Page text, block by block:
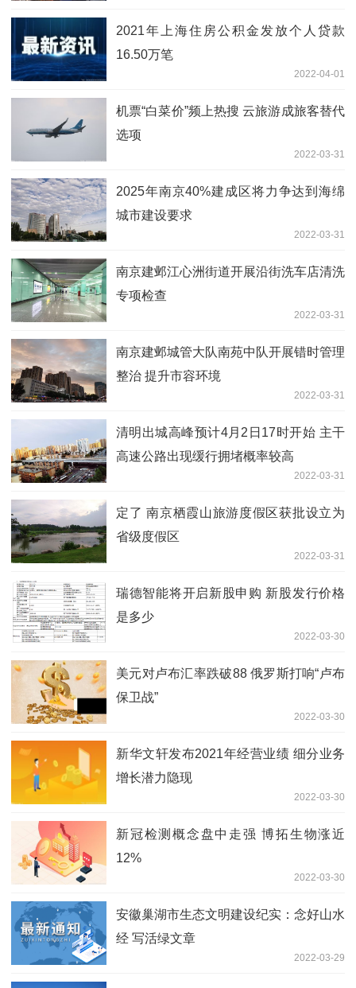
2021年上海住房公积金发放个人贷款
16.50万笔
2022-04-01
机票“白菜价”频上热搜 云旅游成旅客替代
选项
2022-03-31
2025年南京40%建成区将力争达到海绵
城市建设要求
2022-03-31
南京建邺江心洲街道开展沿街洗车店清洗
专项检查
2022-03-31
南京建邺城管大队南苑中队开展错时管理
整治 提升市容环境
2022-03-31
清明出城高峰预计4月2日17时开始 主干
高速公路出现缓行拥堵概率较高
2022-03-31
定了 南京栖霞山旅游度假区获批设立为
省级度假区
2022-03-31
瑞德智能将开启新股申购 新股发行价格
是多少
2022-03-30
美元对卢布汇率跌破88 俄罗斯打响“卢布
保卫战”
2022-03-30
新华文轩发布2021年经营业绩 细分业务
增长潜力隐现
2022-03-30
新冠检测概念盘中走强 博拓生物涨近
12%
2022-03-30
安徽巢湖市生态文明建设纪实：念好山水
经 写活绿文章
2022-03-29